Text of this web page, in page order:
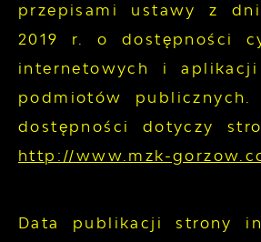
przepisami ustawy z
2019 r. o dostępności
internetowych i
podmiotów publicznych.
dostępności dotyczy
http://www.mzk-
Data publikacji strony